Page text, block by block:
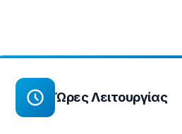
Ώρες Λειτουργίας